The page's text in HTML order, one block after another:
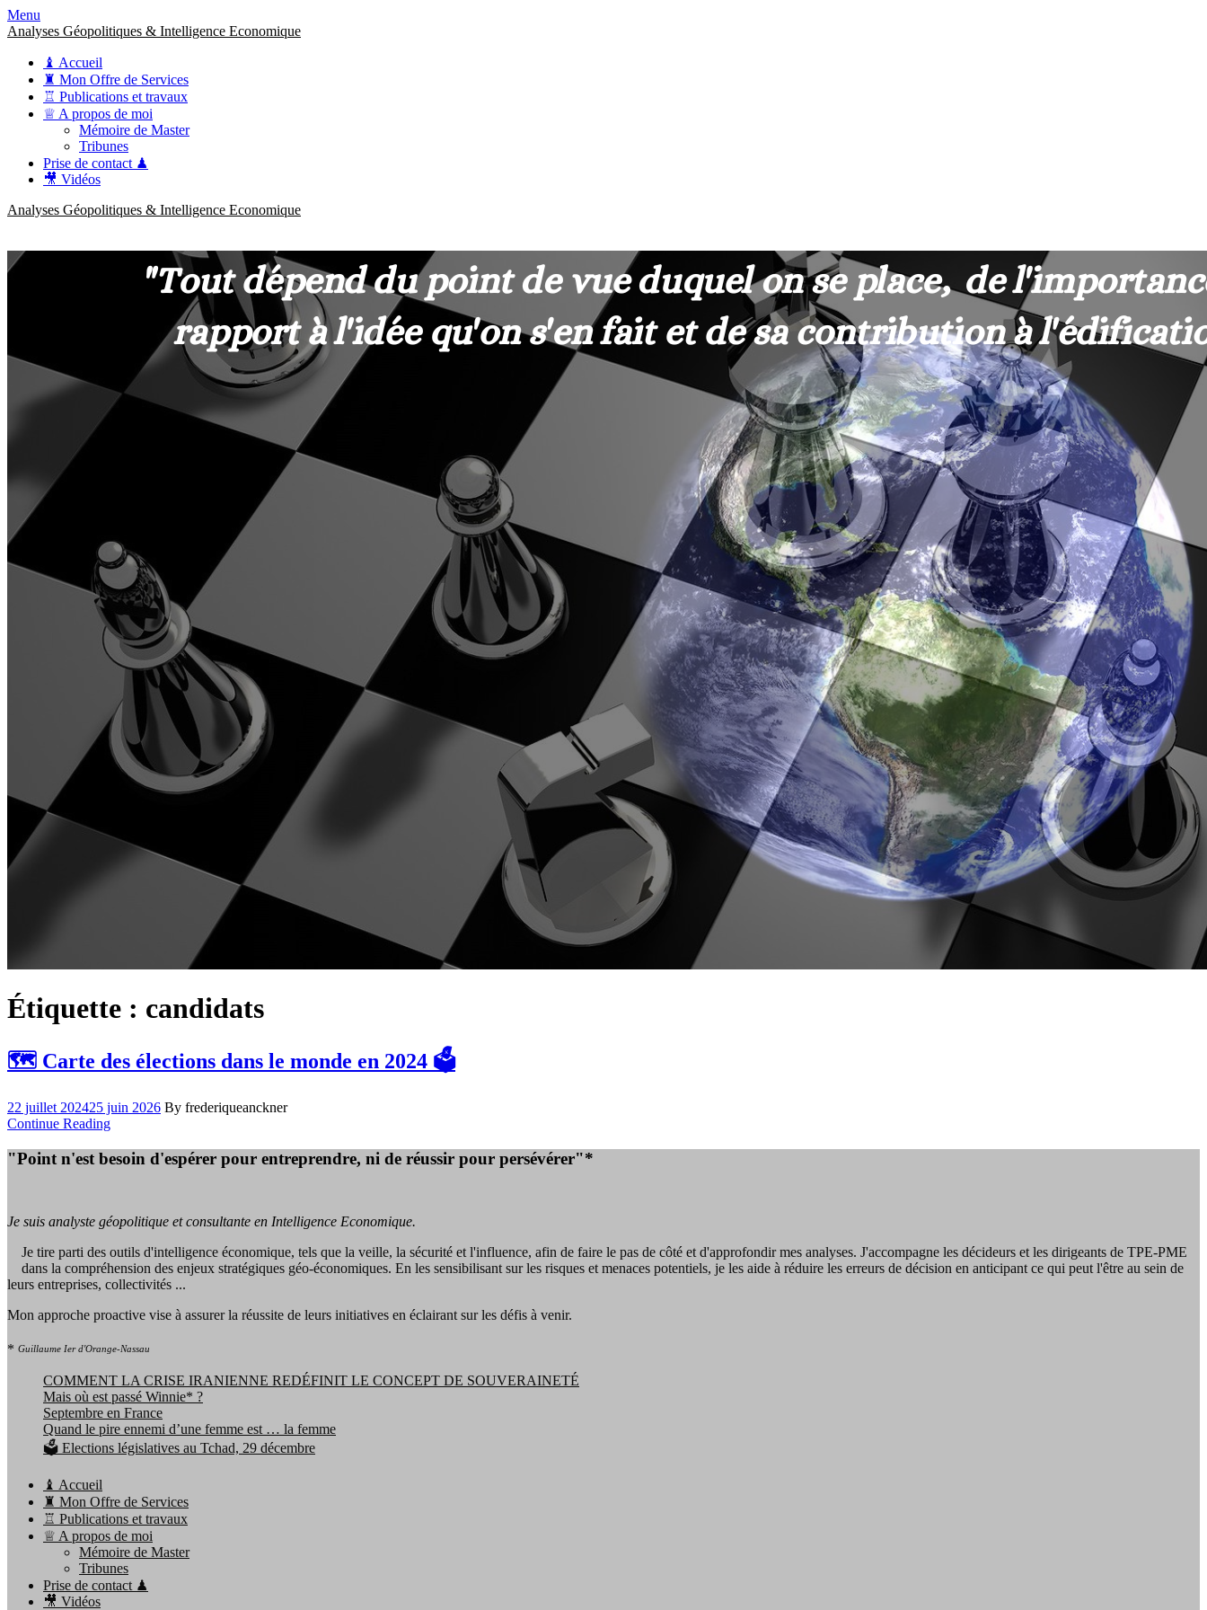
Menu
Analyses Géopolitiques & Intelligence Economique
♝ Accueil
♜ Mon Offre de Services
♖ Publications et travaux
♕ A propos de moi
Mémoire de Master
Tribunes
Prise de contact ♟
🎥 Vidéos
Analyses Géopolitiques & Intelligence Economique
Étiquette : candidats
🗺️ Carte des élections dans le monde en 2024 🗳️
22 juillet 202425 juin 2026 By frederiqueanckner
Continue Reading
"Point n'est besoin d'espérer pour entreprendre, ni de réussir pour persévérer"*
Je suis analyste géopolitique et consultante en Intelligence Economique.
Je tire parti des outils d'intelligence économique, tels que la veille, la sécurité et l'influence, afin de faire le pas de côté et d'approfondir mes analyses. J'accompagne les décideurs et les dirigeants de TPE-PME
dans la compréhension des enjeux stratégiques géo-économiques. En les sensibilisant sur les risques et menaces potentiels, je les aide à réduire les erreurs de décision en anticipant ce qui peut l'être au sein de
leurs entreprises, collectivités ...
Mon approche proactive vise à assurer la réussite de leurs initiatives en éclairant sur les défis à venir.
* Guillaume Ier d'Orange-Nassau
COMMENT LA CRISE IRANIENNE REDÉFINIT LE CONCEPT DE SOUVERAINETÉ
Mais où est passé Winnie* ?
Septembre en France
Quand le pire ennemi d’une femme est … la femme
🗳️ Elections législatives au Tchad, 29 décembre
♝ Accueil
♜ Mon Offre de Services
♖ Publications et travaux
♕ A propos de moi
Mémoire de Master
Tribunes
Prise de contact ♟
🎥 Vidéos